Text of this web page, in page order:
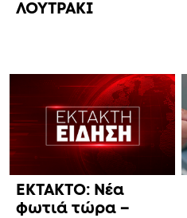
ΛΟΥΤΡΑΚΙ
ΕΚΤΑΚΤΟ: Νέα
φωτιά τώρα –